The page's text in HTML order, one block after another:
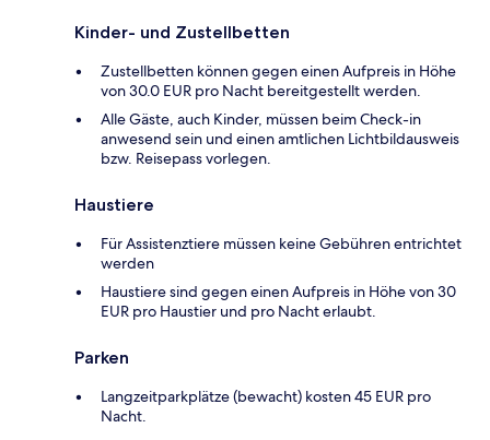
Kinder- und Zustellbetten
Zustellbetten können gegen einen Aufpreis in Höhe
von 30.0 EUR pro Nacht bereitgestellt werden.
Alle Gäste, auch Kinder, müssen beim Check-in
anwesend sein und einen amtlichen Lichtbildausweis
bzw. Reisepass vorlegen.
Haustiere
Für Assistenztiere müssen keine Gebühren entrichtet
werden
Haustiere sind gegen einen Aufpreis in Höhe von 30
EUR pro Haustier und pro Nacht erlaubt.
Parken
Langzeitparkplätze (bewacht) kosten 45 EUR pro
Nacht.